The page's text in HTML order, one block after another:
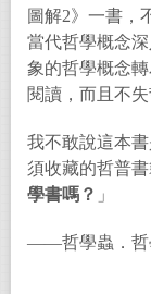
圖解2》一書，
當代哲學概念
象的哲學概念
閱讀，而且不失
我不敢說這本
須收藏的哲普書
學書嗎？ 」
——哲學蟲．哲